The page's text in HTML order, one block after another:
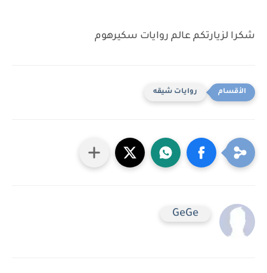
شكرا لزيارتكم عالم روايات سكيرهوم
روايات شيقه
GeGe